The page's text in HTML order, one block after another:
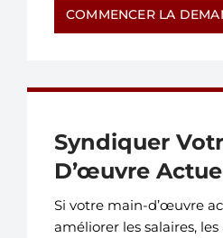
COMMENCER LA
Syndiquer
D’œuvre
Si votre main-d’œuvre
améliorer les salaires,